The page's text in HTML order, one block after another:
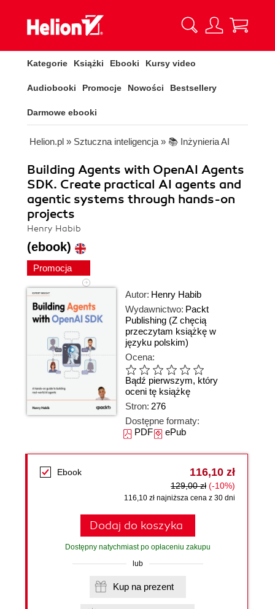
Kategorie Książki Ebooki Kursy video
Audiobooki Promocje Nowości Bestsellery
Darmowe ebooki
Helion.pl » Sztuczna inteligencja » 📚 Inżynieria AI
Building Agents with OpenAI Agents
SDK. Create practical AI agents and
agentic systems through hands-on
projects
Henry Habib
(ebook)
Promocja
Autor: Henry Habib
Wydawnictwo: Packt
Publishing (Z chęcią
przeczytam książkę w
języku polskim)
Ocena:
Bądź pierwszym, który
oceni tę książkę
Stron: 276
Dostępne formaty:
PDFePub
Ebook 116,10 zł
129,00 zł (-10%)
116,10 zł najniższa cena z 30 dni
Dodaj do koszyka
Dostępny natychmiast po opłaceniu zakupu
lub
Kup na prezent